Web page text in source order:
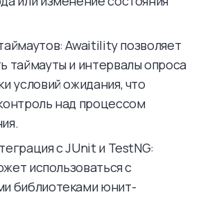
Awaitility позволяет
таймауты и интервалы опроса
условий ожидания, что
над процессом
с JUnit и TestNG:
использоваться с
библиотеками юнит-